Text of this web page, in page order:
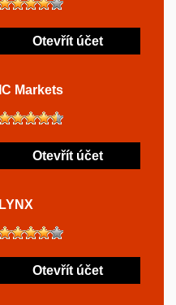
Otevřít účet
IC Markets
Otevřít účet
LYNX
Otevřít účet